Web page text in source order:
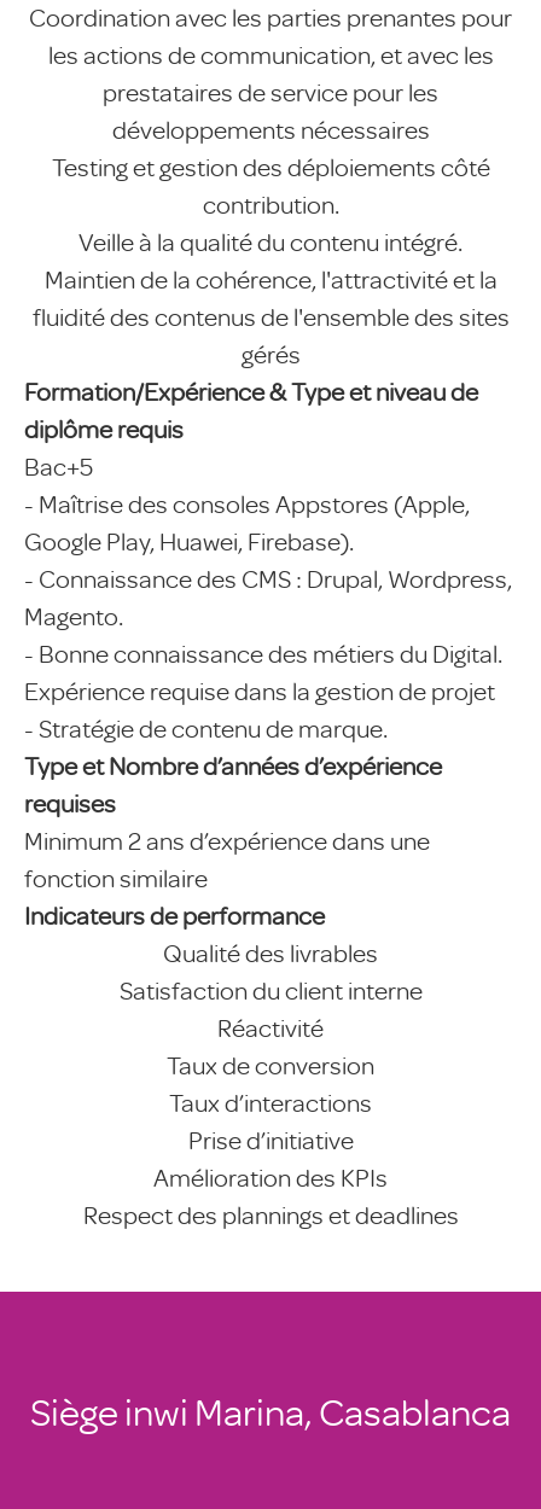
Coordination avec les parties prenantes pour
les actions de communication, et avec les
prestataires de service pour les
développements nécessaires
Testing et gestion des déploiements côté
contribution.
Veille à la qualité du contenu intégré.
Maintien de la cohérence, l'attractivité et la
fluidité des contenus de l'ensemble des sites
gérés
Formation/Expérience & Type et niveau de
diplôme requis
Bac+5
- Maîtrise des consoles Appstores (Apple,
Google Play, Huawei, Firebase).
- Connaissance des CMS : Drupal, Wordpress,
Magento.
- Bonne connaissance des métiers du Digital.
Expérience requise dans la gestion de projet
- Stratégie de contenu de marque.
Type et Nombre d’années d’expérience
requises
Minimum 2 ans d’expérience dans une
fonction similaire
Indicateurs de performance
Qualité des livrables
Satisfaction du client interne
Réactivité
Taux de conversion
Taux d’interactions
Prise d’initiative
Amélioration des KPIs
Respect des plannings et deadlines
Siège inwi Marina, Casablanca